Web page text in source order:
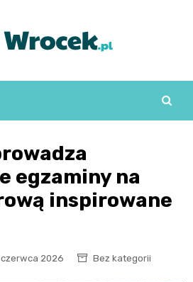
egzaminy na
inspirowane
czerwca 2026 Bez kategorii